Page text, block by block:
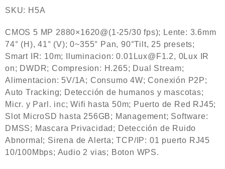
SKU: H5A
CMOS 5 MP 2880×1620@(1-25/30 fps); Lente: 3.6mm
74° (H), 41° (V); 0~355° Pan, 90°Tilt, 25 presets;
Smart IR: 10m; Iluminacion: 0.01Lux@F1.2, 0Lux IR
on; DWDR; Compresion: H.265; Dual Stream;
Alimentacion: 5V/1A; Consumo 4W; Conexión P2P;
Auto Tracking; Detección de humanos y mascotas;
Micr. y Parl. inc; Wifi hasta 50m; Puerto de Red RJ45;
Slot MicroSD hasta 256GB; Management; Software:
DMSS; Mascara Privacidad; Detección de Ruido
Abnormal; Sirena de Alerta; TCP/IP: 01 puerto RJ45
10/100Mbps; Audio 2 vias; Boton WPS.